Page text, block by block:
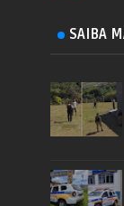
SAIBA